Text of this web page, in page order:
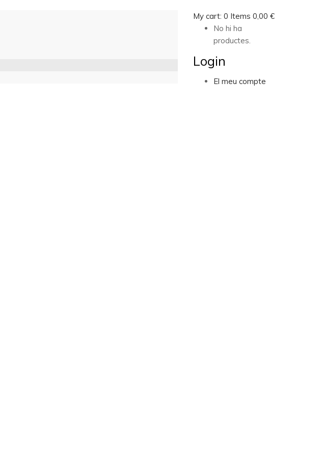
My cart: 0 Items 0,00 €
No hi ha
productes.
Login
El meu compte